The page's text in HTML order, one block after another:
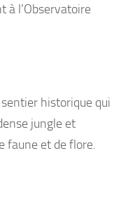
à l’Observatoire
historique qui
jungle et
faune et de flore.